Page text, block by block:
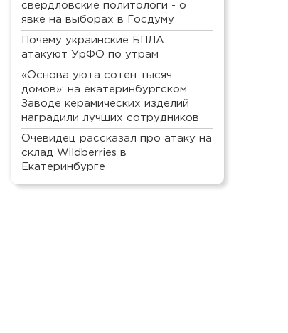
свердловские политологи - о
явке на выборах в Госдуму
Почему украинские БПЛА
атакуют УрФО по утрам
«Основа уюта сотен тысяч
домов»: на екатеринбургском
Заводе керамических изделий
наградили лучших сотрудников
Очевидец рассказал про атаку на
склад Wildberries в
Екатеринбурге